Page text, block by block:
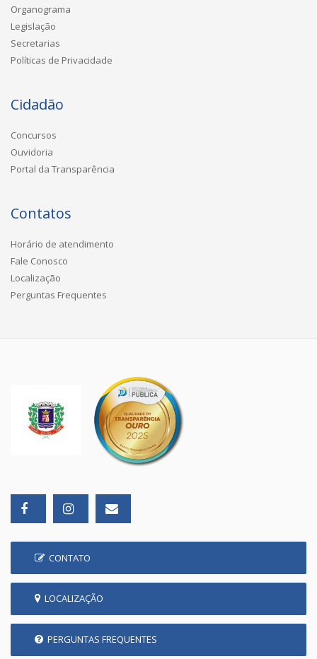
Organograma
Legislação
Secretarias
Políticas de Privacidade
Cidadão
Concursos
Ouvidoria
Portal da Transparência
Contatos
Horário de atendimento
Fale Conosco
Localização
Perguntas Frequentes
CONTATO
LOCALIZAÇÃO
PERGUNTAS FREQUENTES